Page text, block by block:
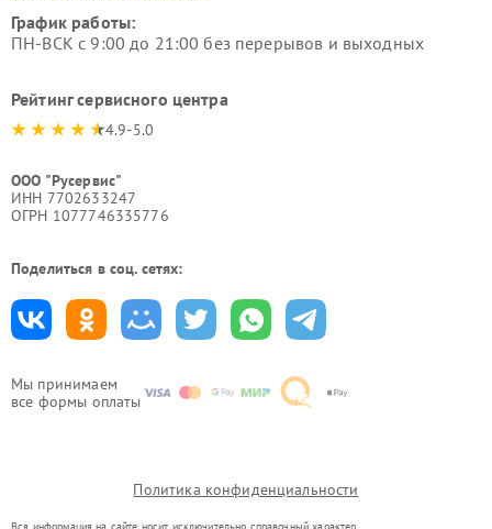
Мы принимаем
все формы оплаты
График работы:
ПН-ВСК с 9:00 до 21:00 без перерывов и выходных
Рейтинг сервисного центра
4.9-5.0
ООО "Русервис"
ИНН 7702633247
ОГРН 1077746335776
Поделиться в соц. сетях:
Политика конфиденциальности
Вся информация на сайте носит исключительно справочный характер.